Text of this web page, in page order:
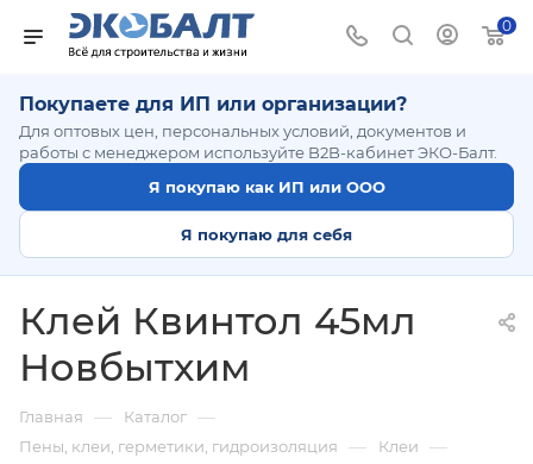
0
Покупаете для ИП или организации?
Для оптовых цен, персональных условий, документов и
работы с менеджером используйте B2B-кабинет ЭКО-Балт.
Я покупаю как ИП или ООО
Я покупаю для себя
Клей Квинтол 45мл
Новбытхим
Главная — Каталог —
Пены, клеи, герметики, гидроизоляция — Клеи —